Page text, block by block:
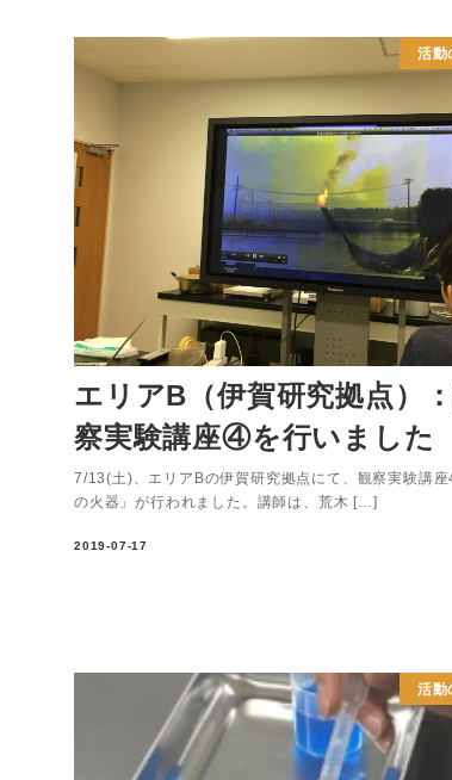
活動
エリアB（伊賀研究拠点）
察実験講座④を行いました
7/13(土)、エリアBの伊賀研究拠点にて、観察実験講座
の火器」が行われました。講師は、荒木 […]
2019-07-17
活動